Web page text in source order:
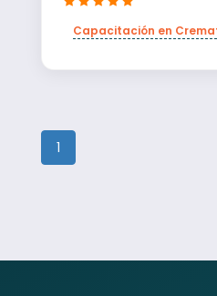
Capacitación en
1